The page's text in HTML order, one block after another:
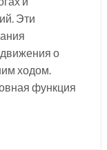
Эти
о
ходом.
функция